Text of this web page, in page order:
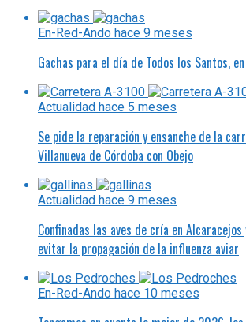
En-Red-Ando hace 9 meses
Gachas para el día de Todos los Santos,
Actualidad hace 5 meses
Se pide la reparación y ensanche de la
Villanueva de Córdoba con Obejo
Actualidad hace 9 meses
Confinadas las aves de cría en Alcaracejos
evitar la propagación de la influenza aviar
En-Red-Ando hace 10 meses